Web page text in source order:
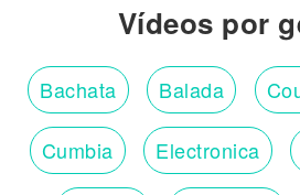
Vídeos por
Bachata Balada
Cumbia Electronica